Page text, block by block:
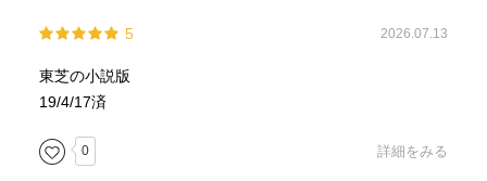
5 2026.07.13
東芝の小説版
19/4/17済
0 詳細をみる